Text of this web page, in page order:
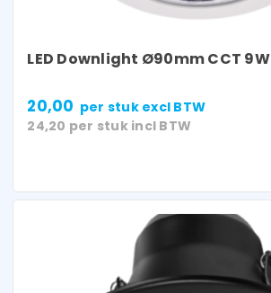
LED Downlight Ø90mm CCT 9W
20,00 per stukexcl BTW
24,20 per stuk incl BTW